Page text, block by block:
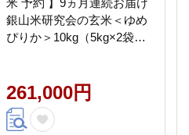
米 予約 】9ヵ月連続お届け
銀山米研究会の玄米＜ゆめ
ぴりか＞10kg（5kg×2袋）
地直送 時短 ごはん [株式会
社 松原米穀]
261,000円